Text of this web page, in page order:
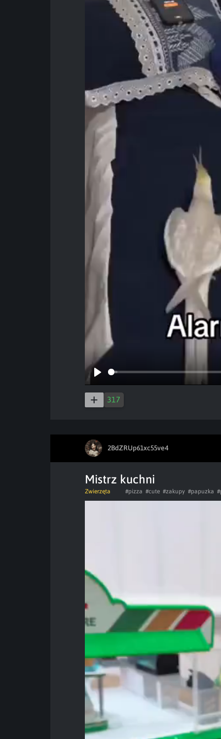
317
2BdZRUp61xc55ve4
Mistrz kuchni
Zwierzęta #pizza #cute #zakupy #papuzka